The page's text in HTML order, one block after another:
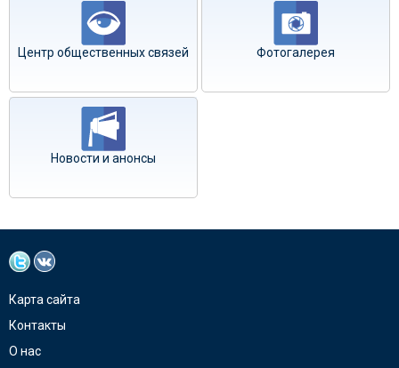
Центр общественных связей Фотогалерея
Новости и анонсы
Карта сайта
Контакты
О нас